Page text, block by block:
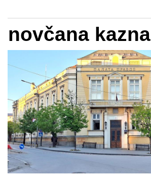
novčana kazna